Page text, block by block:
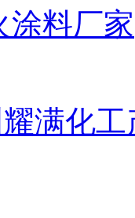
涂料厂家
满化